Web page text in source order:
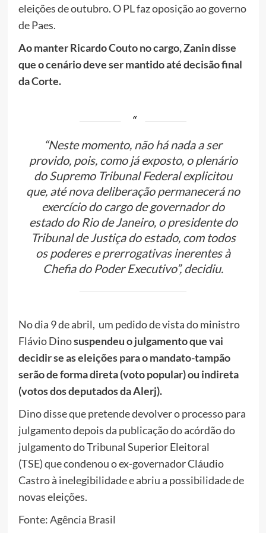
eleições de outubro. O PL faz oposição ao governo
de Paes.
Ao manter Ricardo Couto no cargo, Zanin disse
que o cenário deve ser mantido até decisão final
da Corte.
“Neste momento, não há nada a ser
provido, pois, como já exposto, o plenário
do Supremo Tribunal Federal explicitou
que, até nova deliberação permanecerá no
exercício do cargo de governador do
estado do Rio de Janeiro, o presidente do
Tribunal de Justiça do estado, com todos
os poderes e prerrogativas inerentes à
Chefia do Poder Executivo”, decidiu.
No dia 9 de abril, um pedido de vista do ministro
Flávio Dinosuspendeu o julgamento que vai
decidir se as eleições para o mandato-tampão
serão de forma direta (voto popular) ou indireta
(votos dos deputados da Alerj).
Dino disse que pretende devolver o processo para
julgamento depois da publicação do acórdão do
julgamento do Tribunal Superior Eleitoral
(TSE) que condenou o ex-governador Cláudio
Castro à inelegibilidade e abriu a possibilidade de
novas eleições.
Fonte:Agência Brasil